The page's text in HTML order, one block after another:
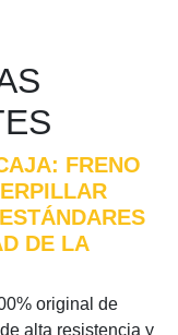
FRENO
DE LA
original de
alta resistencia y